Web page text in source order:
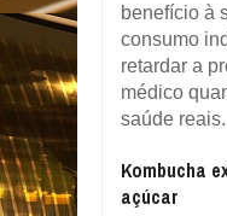
benefício à
consumo
retardar a
médico
saúde reais.
Kombucha
açúcar